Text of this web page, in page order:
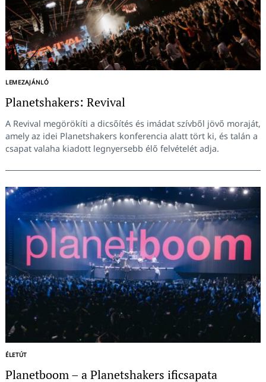
LEMEZAJÁNLÓ
Planetshakers: Revival
A Revival megörökíti a dicsőítés és imádat szívből jövő moraját,
amely az idei Planetshakers konferencia alatt tört ki, és talán a
csapat valaha kiadott legnyersebb élő felvételét adja.
ÉLETÚT
Planetboom – a Planetshakers ificsapata